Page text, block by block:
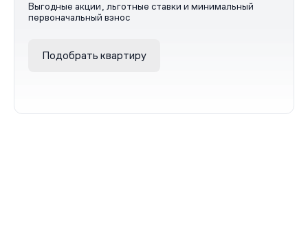
Выгодные акции, льготные ставки и минимальный
первоначальный взнос
Подобрать квартиру